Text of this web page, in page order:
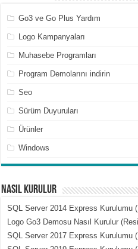
Go3 ve Go Plus Yardım
Logo Kampanyaları
Muhasebe Programları
Program Demolarını indirin
Seo
Sürüm Duyuruları
Ürünler
Windows
Nasıl Kurulur
SQL Server 2014 Express Kurulumu
Logo Go3 Demosu Nasıl Kurulur
SQL Server 2017 Express Kurulumu